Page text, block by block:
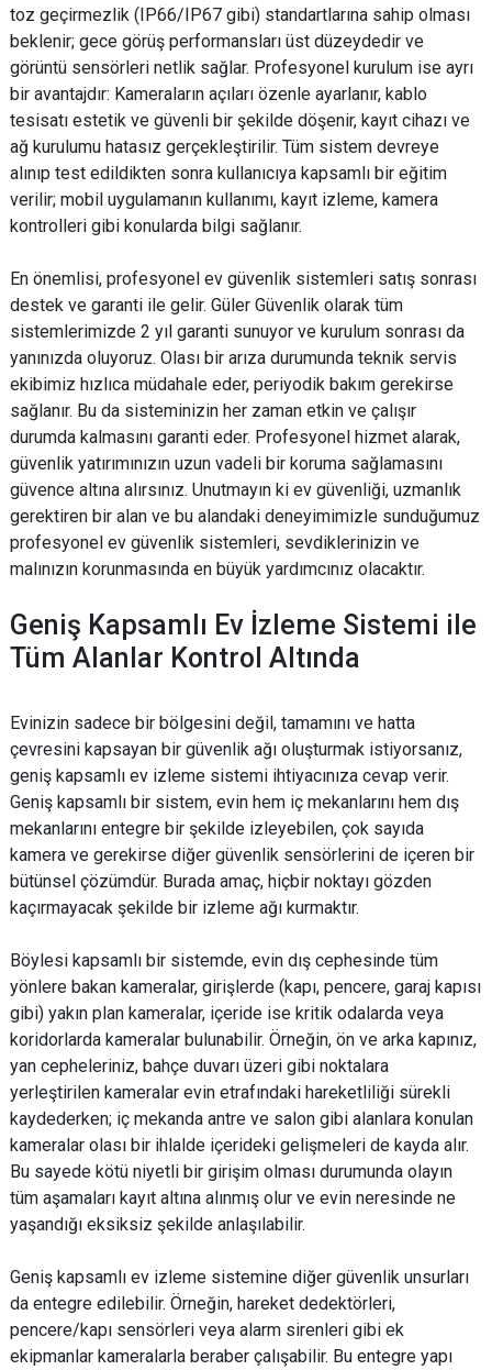
toz geçirmezlik (IP66/IP67 gibi) standartlarına sahip olması
beklenir; gece görüş performansları üst düzeydedir ve
görüntü sensörleri netlik sağlar. Profesyonel kurulum ise ayrı
bir avantajdır: Kameraların açıları özenle ayarlanır, kablo
tesisatı estetik ve güvenli bir şekilde döşenir, kayıt cihazı ve
ağ kurulumu hatasız gerçekleştirilir. Tüm sistem devreye
alınıp test edildikten sonra kullanıcıya kapsamlı bir eğitim
verilir; mobil uygulamanın kullanımı, kayıt izleme, kamera
kontrolleri gibi konularda bilgi sağlanır.
En önemlisi, profesyonel ev güvenlik sistemleri satış sonrası
destek ve garanti ile gelir. Güler Güvenlik olarak tüm
sistemlerimizde 2 yıl garanti sunuyor ve kurulum sonrası da
yanınızda oluyoruz. Olası bir arıza durumunda teknik servis
ekibimiz hızlıca müdahale eder, periyodik bakım gerekirse
sağlanır. Bu da sisteminizin her zaman etkin ve çalışır
durumda kalmasını garanti eder. Profesyonel hizmet alarak,
güvenlik yatırımınızın uzun vadeli bir koruma sağlamasını
güvence altına alırsınız. Unutmayın ki ev güvenliği, uzmanlık
gerektiren bir alan ve bu alandaki deneyimimizle sunduğumuz
profesyonel ev güvenlik sistemleri, sevdiklerinizin ve
malınızın korunmasında en büyük yardımcınız olacaktır.
Geniş Kapsamlı Ev İzleme Sistemi ile
Tüm Alanlar Kontrol Altında
Evinizin sadece bir bölgesini değil, tamamını ve hatta
çevresini kapsayan bir güvenlik ağı oluşturmak istiyorsanız,
geniş kapsamlı ev izleme sistemi ihtiyacınıza cevap verir.
Geniş kapsamlı bir sistem, evin hem iç mekanlarını hem dış
mekanlarını entegre bir şekilde izleyebilen, çok sayıda
kamera ve gerekirse diğer güvenlik sensörlerini de içeren bir
bütünsel çözümdür. Burada amaç, hiçbir noktayı gözden
kaçırmayacak şekilde bir izleme ağı kurmaktır.
Böylesi kapsamlı bir sistemde, evin dış cephesinde tüm
yönlere bakan kameralar, girişlerde (kapı, pencere, garaj kapısı
gibi) yakın plan kameralar, içeride ise kritik odalarda veya
koridorlarda kameralar bulunabilir. Örneğin, ön ve arka kapınız,
yan cepheleriniz, bahçe duvarı üzeri gibi noktalara
yerleştirilen kameralar evin etrafındaki hareketliliği sürekli
kaydederken; iç mekanda antre ve salon gibi alanlara konulan
kameralar olası bir ihlalde içerideki gelişmeleri de kayda alır.
Bu sayede kötü niyetli bir girişim olması durumunda olayın
tüm aşamaları kayıt altına alınmış olur ve evin neresinde ne
yaşandığı eksiksiz şekilde anlaşılabilir.
Geniş kapsamlı ev izleme sistemine diğer güvenlik unsurları
da entegre edilebilir. Örneğin, hareket dedektörleri,
pencere/kapı sensörleri veya alarm sirenleri gibi ek
ekipmanlar kameralarla beraber çalışabilir. Bu entegre yapı